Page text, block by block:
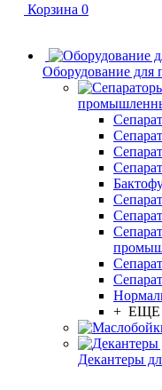
Корзина 0
Оборудование для
+ ЕЩЕ
Декантеры